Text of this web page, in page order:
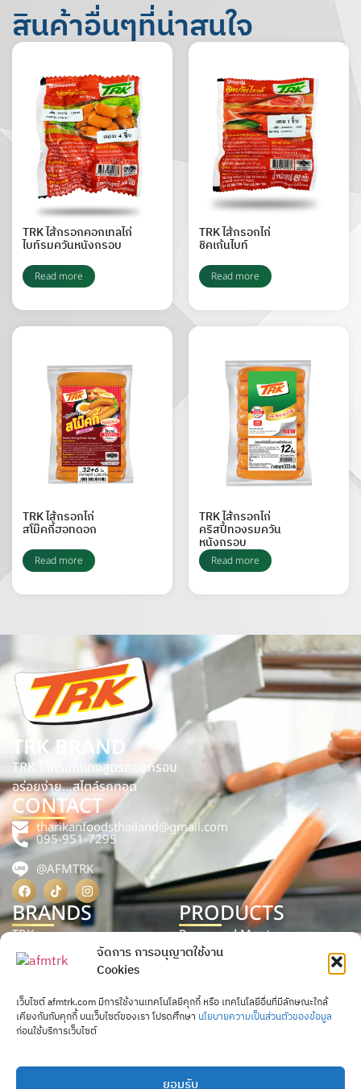
จัดการ การอนุญาตใช้งาน
Cookies
เว็บไซต์ afmtrk.com มีการใช้งานเทคโนโลยีคุกกี้ หรือ เทคโนโลยีอื่นที่มีลักษณะใกล้
เคียงกันกับคุกกี้ บนเว็บไซต์ของเรา โปรดศึกษา นโยบายความเป็นส่วนตัวของข้อมูล
ก่อนใช้บริการเว็บไซต์
ยอมรับ
สินค้าอื่นๆที่น่าสนใจ
TRK ไส้กรอกคอกเทลไก่
ไบท์รมควันหนังกรอบ
Read more
TRK ไส้กรอกไก่
ชิคเก้นไบท์
Read more
TRK ไส้กรอกไก่
สโม๊คกี้ฮอทดอก
Read more
TRK ไส้กรอกไก่
คริสปี้ทองรมควัน
หนังกรอบ
Read more
TRK BRAND
TRK ไส้กรอกแดงสูตรทอดกรอบ
อร่อยง่าย…สไตล์รถทอด
CONTACT
tharikanfoodsthailand@gmail.com
095-951-7295
@AFMTRK
BRANDS
TRK
TRP
P.Pork
PRODUCTS
Processed Meat
Processed Food